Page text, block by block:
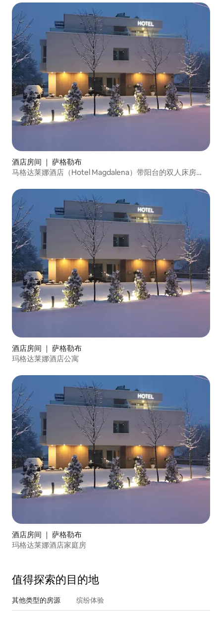
酒店房间 ｜ 萨格勒布
马格达莱娜酒店（Hotel Magdalena）带阳台的双人床房
酒店房间 ｜ 萨格勒布
玛格达莱娜酒店公寓
酒店房间 ｜ 萨格勒布
玛格达莱娜酒店家庭房
值得探索的目的地
其他类型的房源 缤纷体验